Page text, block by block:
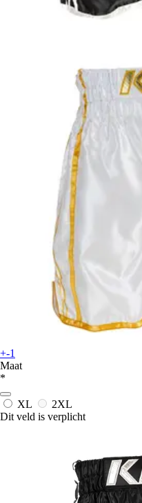
+-1
Maat
*
XL
2XL
Dit veld is verplicht